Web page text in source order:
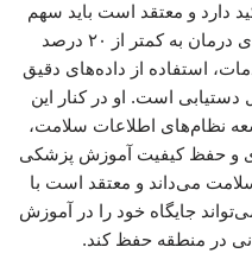
دارد و معتقد است باید سهم
پرداخت مستقیم مردم از هزینه‌های درمان به کمتر از ۲۰ درصد
استفاده از داده‌های دقیق
است. او در کنار این
نظام‌های اطلاعات سلامت،
و حفظ کیفیت آموزش پزشکی
سلامت می‌داند و معتقد است با
جایگاه خود را در آموزش
در منطقه حفظ کند.